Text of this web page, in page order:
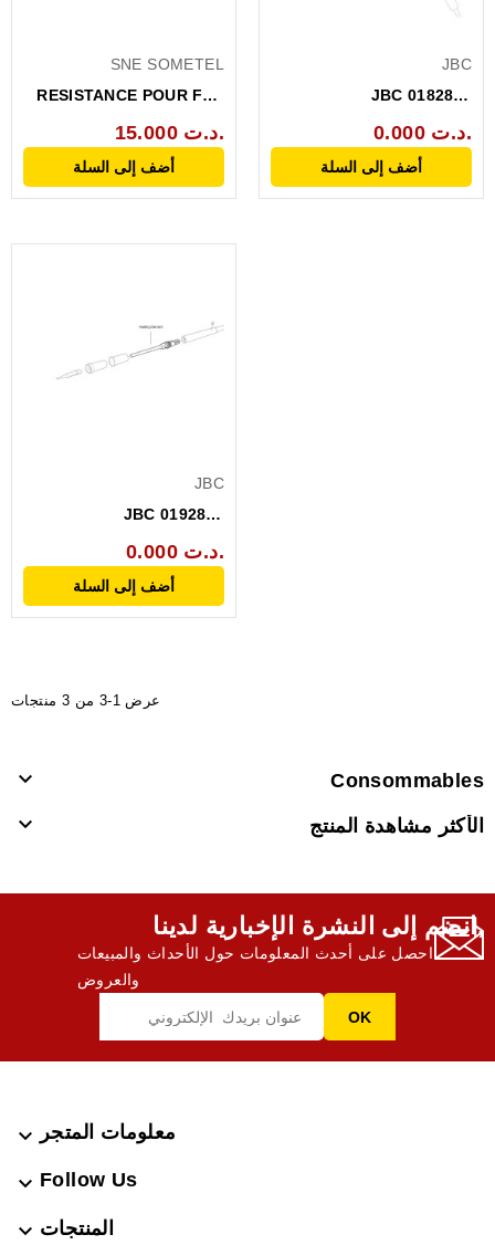
SNE SOMETEL
RESISTANCE POUR FER
15.000 د.ت.
أضف إلى السلة
JBC
JBC 0182830
230V0.000 د.ت.
أضف إلى السلة
JBC
JBC 0192880
230V0.000 د.ت.
أضف إلى السلة
عرض 1-3 من 3 منتجات
Consommables

الأكثر مشاهدة المنتج 
انضم إلى النشرة الإخبارية لدينا,
احصل على أحدث المعلومات حول الأحداث والمبيعات
والعروض
معلومات المتجر 
Follow Us

المنتجات 